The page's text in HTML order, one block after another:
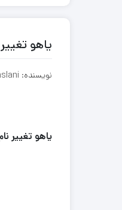
یاهو
نویسنده: masoud aslani
یاهو تغییر